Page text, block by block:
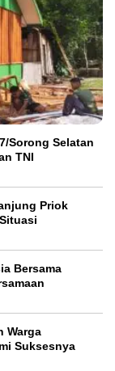
Sorong Selatan
TNI
Priok
Bersama
Warga
Suksesnya